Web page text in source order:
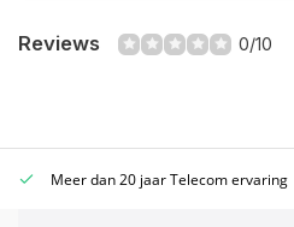
Reviews 0/10
Meer dan 20 jaar Telecom ervaring